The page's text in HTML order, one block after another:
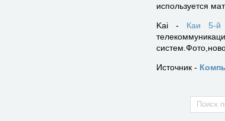
используется
Kai - Каи 5-й
Источник -